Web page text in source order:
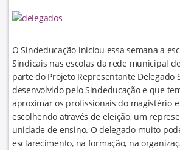
O Sindeducação iniciou essa semana a
Sindicais nas escolas da rede municipal
parte do Projeto Representante Delegado
desenvolvido pelo Sindeducação e que
aproximar os profissionais do magistério
escolhendo através de eleição, um
unidade de ensino. O delegado muito
esclarecimento, na formação, na